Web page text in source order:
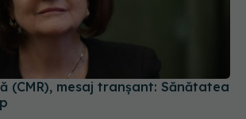
(CMR), mesaj tranșant: Sănătatea